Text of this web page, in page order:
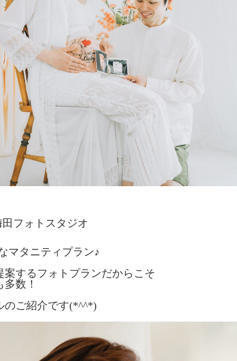
フォトスタジオ
マタニティプラン♪
するフォトプランだからこそ
数！
のご紹介です(*^^*)